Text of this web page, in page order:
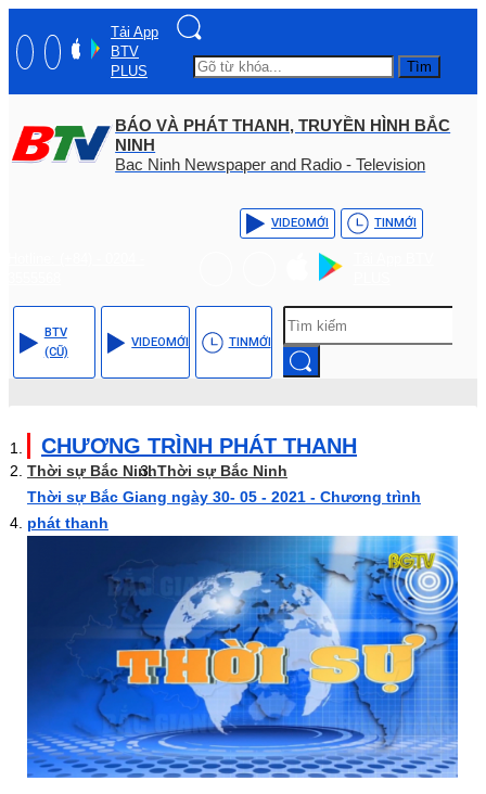
Tải App
BTV
PLUS
Tìm
BÁO VÀ PHÁT THANH, TRUYỀN HÌNH BẮC
NINH
Bac Ninh Newspaper and Radio - Television
VIDEOMỚI TINMỚI
BTV
(CŨ)
VIDEOMỚI TINMỚI
CHƯƠNG TRÌNH PHÁT THANH
Thời sự Bắc NinhThời sự Bắc Ninh
Thời sự Bắc Giang ngày 30- 05 - 2021 - Chương trình
phát thanh